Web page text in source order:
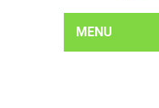
MENU